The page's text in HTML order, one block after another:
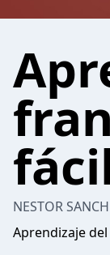
NESTOR
Aprendizaje